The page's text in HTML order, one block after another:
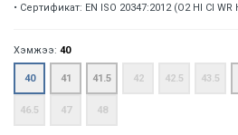
• Сертификат: EN ISO 20347:2012 (O2 HI CI WR
Хэмжээ: 40
40 41 41.5 42 42.5 43.5
46.5 47 48